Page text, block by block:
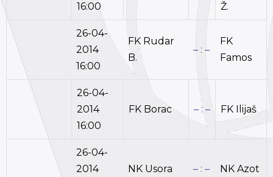
16:00
Ž.
26-04-
2014
16:00
FK Rudar
B.
– : –
FK
Famos
26-04-
2014
16:00
FK Borac – : – FK Ilijaš
26-04-
2014
NK Usora – : – NK Azot